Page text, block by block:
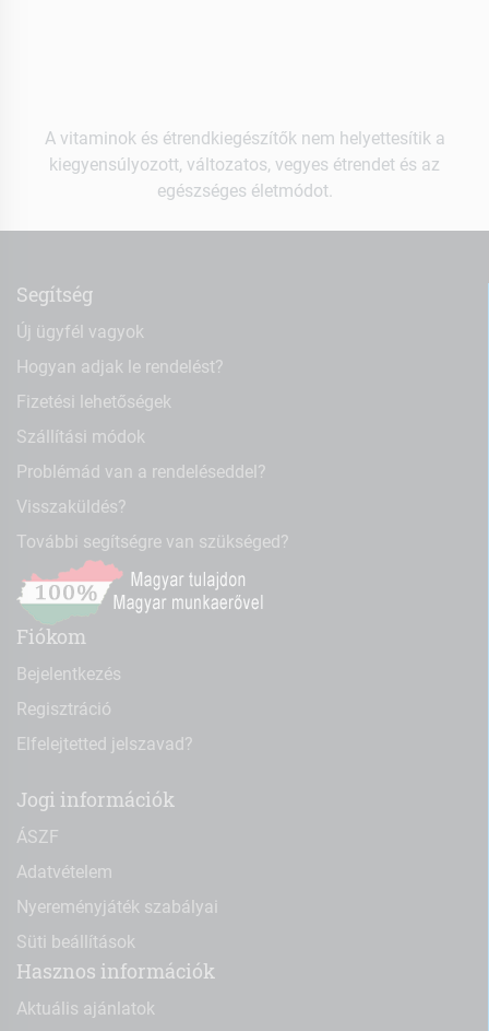
A vitaminok és étrendkiegészítők nem helyettesítik a
kiegyensúlyozott, változatos, vegyes étrendet és az
egészséges életmódot.
Segítség
Új ügyfél vagyok
Hogyan adjak le rendelést?
Fizetési lehetőségek
Szállítási módok
Problémád van a rendeléseddel?
Visszaküldés?
További segítségre van szükséged?
Fiókom
Bejelentkezés
Regisztráció
Elfelejtetted jelszavad?
Jogi információk
ÁSZF
Adatvételem
Nyereményjáték szabályai
Süti beállítások
Hasznos információk
Aktuális ajánlatok